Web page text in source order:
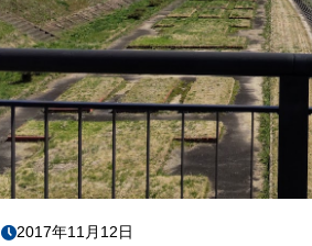
2017年11月12日